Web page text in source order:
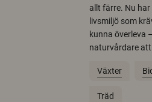
allt färre. Nu
livsmiljö som
kunna överleva
naturvårdare
Växter
Träd